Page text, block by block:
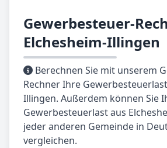
Gewerbesteuer-
Elchesheim-Illingen
Berechnen Sie mit unserem
Rechner Ihre
Illingen. Außerdem können Sie
Gewerbesteuerlast aus
jeder anderen Gemeinde in
vergleichen.